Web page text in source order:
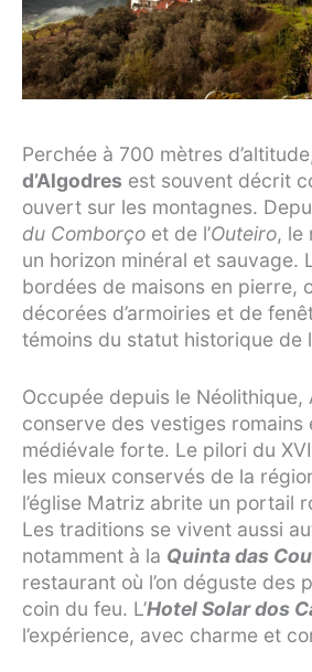
Perchée à 700 mètres
d’Algodres est souvent décrit
ouvert sur les montagnes.
du Comborço et de l’Outeiro, le
un horizon minéral et sauvage.
bordées de maisons en pierre,
décorées d’armoiries et de
témoins du statut historique de
Occupée depuis le Néolithique,
conserve des vestiges romains
médiévale forte. Le pilori du
les mieux conservés de la
l’église Matriz abrite un portail
Les traditions se vivent aussi
notamment à la Quinta das
restaurant où l’on déguste des
coin du feu. L’Hotel Solar dos
l’expérience, avec charme et